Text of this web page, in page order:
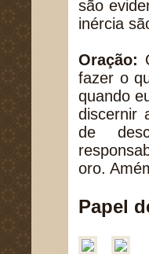
são
inércia
Oração:
fazer o
quando
discernir
de
oro.
Papel